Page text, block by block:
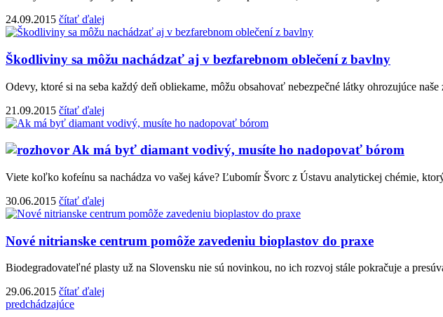
24.09.2015 čítať ďalej
Škodliviny sa môžu nachádzať aj v bezfarebnom oblečení z bavlny
Odevy, ktoré si na seba každý deň obliekame, môžu obsahovať nebezpečné látky ohrozujúce
21.09.2015 čítať ďalej
Ak má byť diamant vodivý, musíte ho nadopovať bórom
Viete koľko kofeínu sa nachádza vo vašej káve? Ľubomír Švorc z Ústavu analytickej chémie,
30.06.2015 čítať ďalej
Nové nitrianske centrum pomôže zavedeniu bioplastov do praxe
Biodegradovateľné plasty už na Slovensku nie sú novinkou, no ich rozvoj stále pokračuje a
29.06.2015 čítať ďalej
predchádzajúce